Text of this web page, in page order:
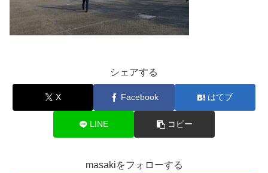
シェアする
X Facebook はてブ
LINE コピー
masakiをフォローする